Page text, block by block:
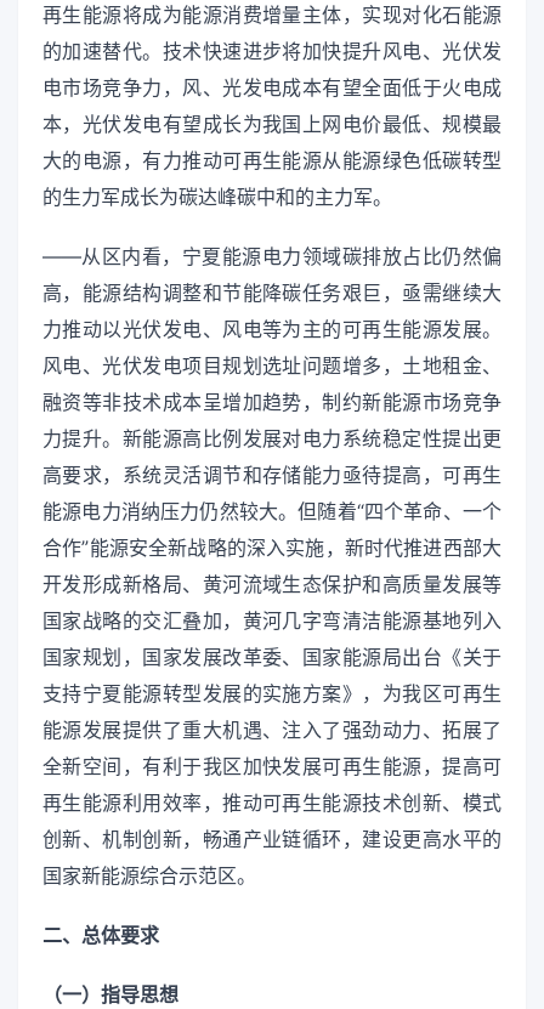
再生能源将成为能源消费增量主体，实现对化石能源
的加速替代。技术快速进步将加快提升风电、光伏发
电市场竞争力，风、光发电成本有望全面低于火电成
本，光伏发电有望成长为我国上网电价最低、规模最
大的电源，有力推动可再生能源从能源绿色低碳转型
的生力军成长为碳达峰碳中和的主力军。
——从区内看，宁夏能源电力领域碳排放占比仍然偏
高，能源结构调整和节能降碳任务艰巨，亟需继续大
力推动以光伏发电、风电等为主的可再生能源发展。
风电、光伏发电项目规划选址问题增多，土地租金、
融资等非技术成本呈增加趋势，制约新能源市场竞争
力提升。新能源高比例发展对电力系统稳定性提出更
高要求，系统灵活调节和存储能力亟待提高，可再生
能源电力消纳压力仍然较大。但随着“四个革命、一个
合作”能源安全新战略的深入实施，新时代推进西部大
开发形成新格局、黄河流域生态保护和高质量发展等
国家战略的交汇叠加，黄河几字弯清洁能源基地列入
国家规划，国家发展改革委、国家能源局出台《关于
支持宁夏能源转型发展的实施方案》，为我区可再生
能源发展提供了重大机遇、注入了强劲动力、拓展了
全新空间，有利于我区加快发展可再生能源，提高可
再生能源利用效率，推动可再生能源技术创新、模式
创新、机制创新，畅通产业链循环，建设更高水平的
国家新能源综合示范区。
二、总体要求
（一）指导思想